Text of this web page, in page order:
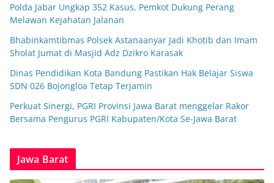
Polda Jabar Ungkap 352 Kasus, Pemkot Dukung Perang
Melawan Kejahatan Jalanan
Bhabinkamtibmas Polsek Astanaanyar Jadi Khotib dan Imam
Sholat Jumat di Masjid Adz Dzikro Karasak
Dinas Pendidikan Kota Bandung Pastikan Hak Belajar Siswa
SDN 026 Bojongloa Tetap Terjamin
Perkuat Sinergi, PGRI Provinsi Jawa Barat menggelar Rakor
Bersama Pengurus PGRI Kabupaten/Kota Se-Jawa Barat
Jawa Barat